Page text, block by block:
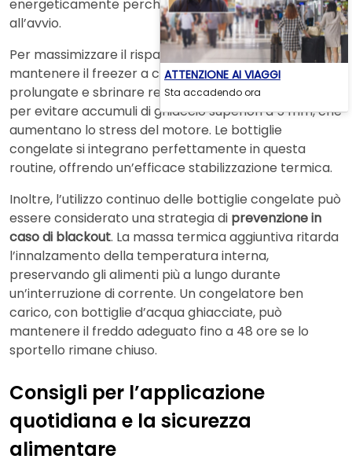
energeticamente perché richiede un picco di energia
all’avvio.
Per massimizzare il risparmio è consigliabile
mantenere il freezer a circa -18°C, evitare aperture
prolungate e sbrinare regolarmente l’apparecchio
per evitare accumuli di ghiaccio superiori a 5 mm, che
aumentano lo stress del motore. Le bottiglie
congelate si integrano perfettamente in questa
routine, offrendo un’efficace stabilizzazione termica.
Inoltre, l’utilizzo continuo delle bottiglie congelate può
essere considerato una strategia di prevenzione in
caso di blackout. La massa termica aggiuntiva ritarda
l’innalzamento della temperatura interna,
preservando gli alimenti più a lungo durante
un’interruzione di corrente. Un congelatore ben
carico, con bottiglie d’acqua ghiacciate, può
mantenere il freddo adeguato fino a 48 ore se lo
sportello rimane chiuso.
Consigli per l’applicazione
quotidiana e la sicurezza
alimentare
ATTENZIONE AI VIAGGI
Sta accadendo ora